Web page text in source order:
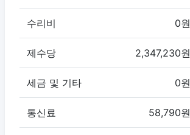
수리비 0원
제수당 2,347,230원
세금 및 기타 0원
통신료 58,790원